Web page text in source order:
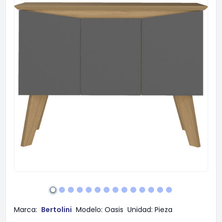
Marca: Bertolini Modelo: Oasis Unidad: Pieza